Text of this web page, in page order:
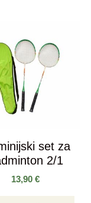
set za
2/1
13,90€